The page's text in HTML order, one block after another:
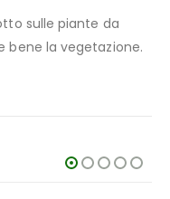
sulle piante da
bene la vegetazione.